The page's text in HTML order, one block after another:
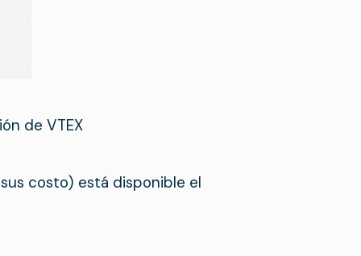
de VTEX
costo) está disponible el